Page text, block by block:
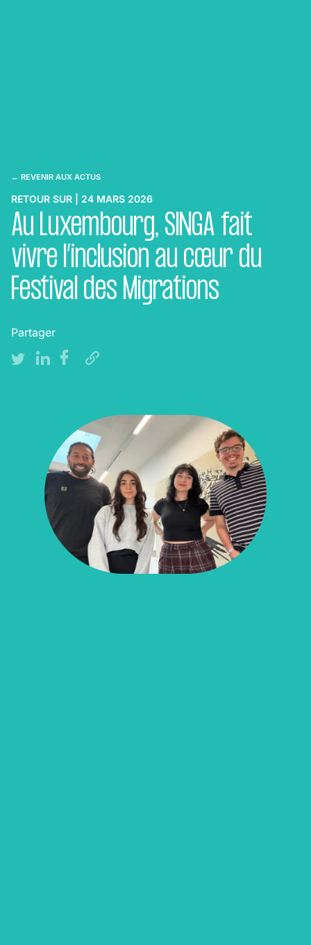
← REVENIR AUX ACTUS
RETOUR SUR | 24 MARS 2026
Au Luxembourg, SINGA fait
vivre l’inclusion au cœur du
Festival des Migrations
Partager